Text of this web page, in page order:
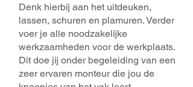
Denk hierbij aan het uitdeuken,
lassen, schuren en plamuren. Verder
voer je alle noodzakelijke
werkzaamheden voor de werkplaats.
Dit doe jij onder begeleiding van een
zeer ervaren monteur die jou de